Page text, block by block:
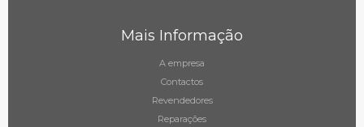
Mais Informação
A empresa
Contactos
Revendedores
Reparações